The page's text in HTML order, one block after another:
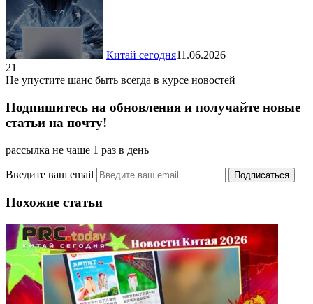
Китай сегодня11.06.2026
21
Не упустите шанс быть всегда в курсе новостей
Подпишитесь на обновления и получайте новые
статьи на почту!
рассылка не чаще 1 раз в день
Введите ваш email
Похожие статьи